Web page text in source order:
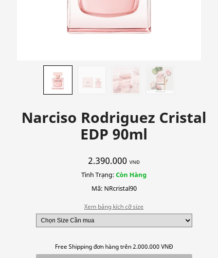
Narciso Rodriguez Cristal
EDP 90ml
2.390.000 VNĐ
Tình Trạng: Còn Hàng
Mã: NRcristal90
Xem bảng kích cỡ size
Free Shipping đơn hàng trên 2.000.000 VNĐ